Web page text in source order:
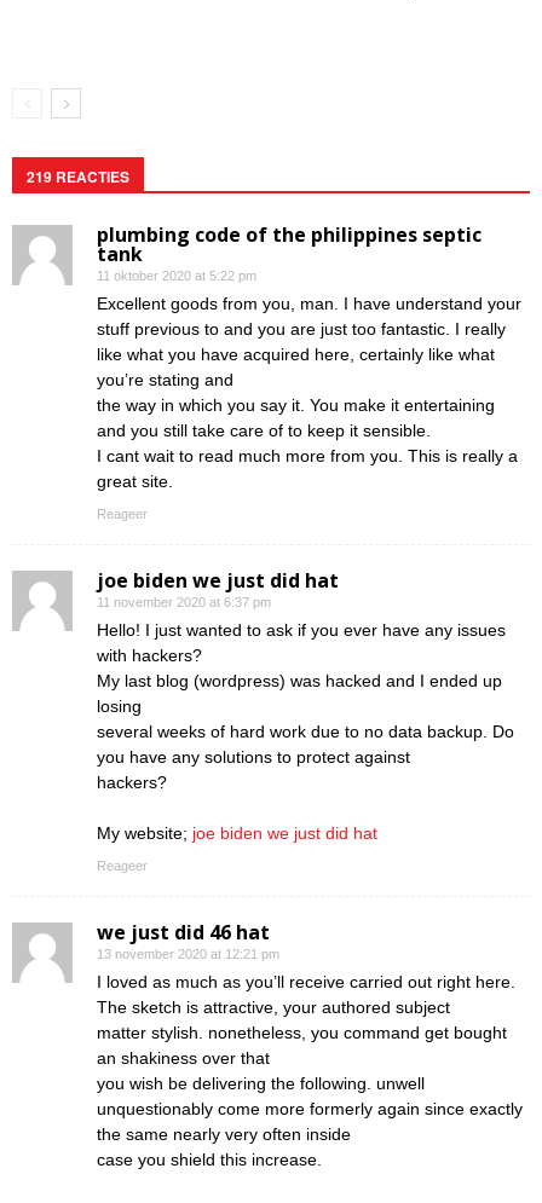
219 REACTIES
plumbing code of the philippines septic
tank
11 oktober 2020 at 5:22 pm
Excellent goods from you, man. I have understand your
stuff previous to and you are just too fantastic. I really
like what you have acquired here, certainly like what
you’re stating and
the way in which you say it. You make it entertaining
and you still take care of to keep it sensible.
I cant wait to read much more from you. This is really a
great site.
Reageer
joe biden we just did hat
11 november 2020 at 6:37 pm
Hello! I just wanted to ask if you ever have any issues
with hackers?
My last blog (wordpress) was hacked and I ended up
losing
several weeks of hard work due to no data backup. Do
you have any solutions to protect against
hackers?
My website; joe biden we just did hat
Reageer
we just did 46 hat
13 november 2020 at 12:21 pm
I loved as much as you’ll receive carried out right here.
The sketch is attractive, your authored subject
matter stylish. nonetheless, you command get bought
an shakiness over that
you wish be delivering the following. unwell
unquestionably come more formerly again since exactly
the same nearly very often inside
case you shield this increase.